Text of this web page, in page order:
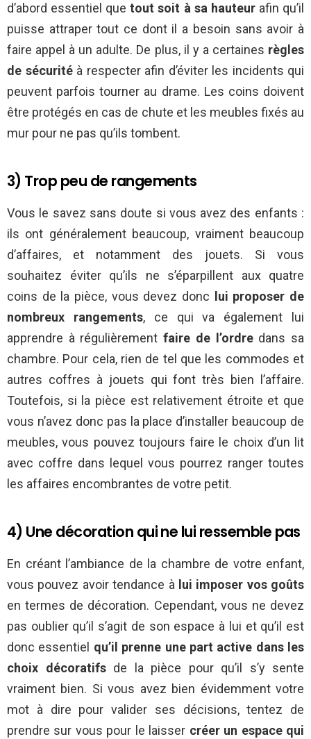
d’abord essentiel que tout soit à sa hauteurafin qu’il
puisse attraper tout ce dont il a besoin sans avoir à
faire appel à un adulte. De plus, il y a certaines règles
de sécuritéà respecter afin d’éviter les incidents qui
peuvent parfois tourner au drame. Les coins doivent
être protégés en cas de chute et les meubles fixés au
mur pour ne pas qu’ils tombent.
3) Trop peu de rangements
Vous le savez sans doute si vous avez des enfants :
ils ont généralement beaucoup, vraiment beaucoup
d’affaires, et notamment des jouets. Si vous
souhaitez éviter qu’ils ne s’éparpillent aux quatre
coins de la pièce, vous devez donc lui proposer de
nombreux rangements, ce qui va également lui
apprendre à régulièrementfaire de l’ordredans sa
chambre. Pour cela, rien de tel que les commodes et
autres coffres à jouets qui font très bien l’affaire.
Toutefois, si la pièce est relativement étroite et que
vous n’avez donc pas la place d’installer beaucoup de
meubles, vous pouvez toujours faire le choix d’un lit
avec coffre dans lequel vous pourrez ranger toutes
les affaires encombrantes de votre petit.
4) Une décoration qui ne lui ressemble pas
En créant l’ambiance de la chambre de votre enfant,
vous pouvez avoir tendance àlui imposer vos goûts
en termes de décoration. Cependant, vous ne devez
pas oublier qu’il s’agit de son espace à lui et qu’il est
donc essentiel qu’il prenne une part active dans les
choix décoratifsde la pièce pour qu’il s’y sente
vraiment bien. Si vous avez bien évidemment votre
mot à dire pour valider ses décisions, tentez de
prendre sur vous pour le laisser créer un espace qui